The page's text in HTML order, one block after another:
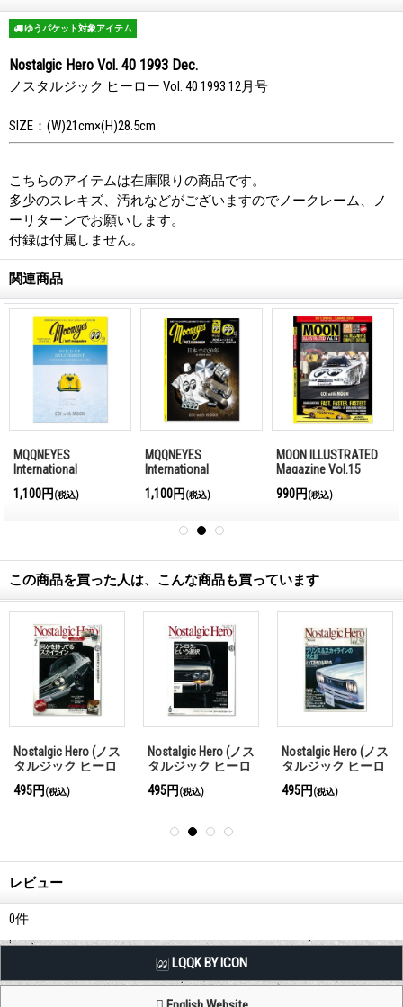
ゆうパケット対象アイテム
Nostalgic Hero Vol. 40 1993 Dec.
ノスタルジック ヒーロー Vol. 40 1993 12月号
SIZE：(W)21cm×(H)28.5cm
こちらのアイテムは在庫限りの商品です。
多少のスレキズ、汚れなどがございますのでノークレーム、ノ
ーリターンでお願いします。
付録は付属しません。
関連商品
ILLUSTRATED
Vol.15
(税込)
MOON ILLUSTRATED
Magazine Vol.14
(税込)
最新号発売中!!
MQQNEYES
Magazine No.28 2026
1,210円(税込)
この商品を買った人は、こんな商品も買っています
Nostalgic Hero (ノス
タルジック ヒーロ
495円 (税込)
Nostalgic Hero (ノス
タルジック ヒーロ
495円 (税込)
Nostalgic Hero (ノス
タルジック ヒーロ
495円 (税込)
レビュー
0件
LQQK BY ICON